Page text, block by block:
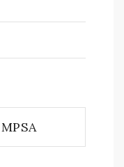
MPSA